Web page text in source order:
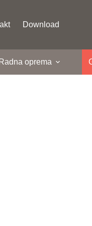
Download
Radna oprema